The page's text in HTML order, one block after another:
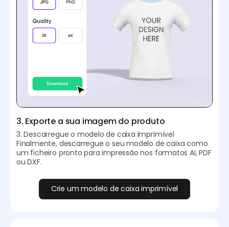
3. Exporte a sua imagem do produto
3. Descarregue o modelo de caixa imprimível
Finalmente, descarregue o seu modelo de caixa como
um ficheiro pronto para impressão nos formatos AI, PDF
ou DXF.
Crie um modelo de caixa imprimível